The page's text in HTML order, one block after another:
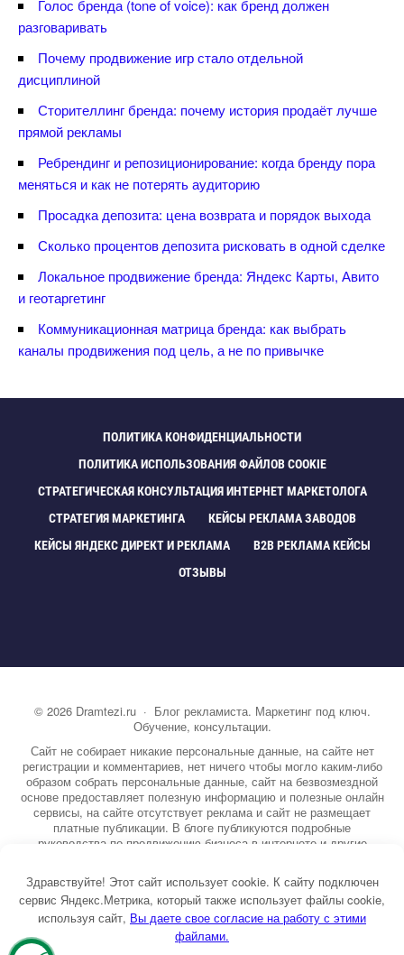
Голос бренда (tone of voice): как бренд должен
разговаривать
Почему продвижение игр стало отдельной
дисциплиной
Сторителлинг бренда: почему история продаёт лучше
прямой рекламы
Ребрендинг и репозиционирование: когда бренду пора
меняться и как не потерять аудиторию
Просадка депозита: цена возврата и порядок выхода
Сколько процентов депозита рисковать в одной сделке
Локальное продвижение бренда: Яндекс Карты, Авито
и геотаргетин
Коммуникационная матрица бренда: как выбрать
каналы продвижения под цель, а не по привычке
ПОЛИТИКА КОНФИДЕНЦИАЛЬНОСТИ
ПОЛИТИКА ИСПОЛЬЗОВАНИЯ ФАЙЛОВ COOKIE
СТРАТЕГИЧЕСКАЯ КОНСУЛЬТАЦИЯ ИНТЕРНЕТ МАРКЕТОЛОГА
СТРАТЕГИЯ МАРКЕТИНГА
КЕЙСЫ РЕКЛАМА ЗАВОДО
КЕЙСЫ ЯНДЕКС ДИРЕКТ И РЕКЛАМА
B2B РЕКЛАМА КЕЙСЫ
ОТЗЫВЫ
© 2026 Dramtezi.ru· Блог рекламиста. Маркетинг под ключ.
Обучение, консультации.
Сайт не собирает никакие персональные данные, на сайте нет
регистрации и комментариев, нет ничего чтобы могло каким-либо
образом собрать персональные данные, сайт на безвозмездной
основе предоставляет полезную информацию и полезные онлайн
сервисы, на сайте отсутствует реклама и сайт не размещает
платные публикации. В блоге публикуются подробные
руководства по продвижению бизнеса в интернете и другие
информацию о маркетинге, рекламе, копирайтинге и другие темы.
На сайте опубликовано более 3000 статей.
Тема от GoodwinPress.ru
Здравствуйте! Этот сайт использует cookie. К сайту подключен
сервис Яндекс.Метрика, который также использует файлы cookie,
используя сайт, ы даете свое согласие на работу с этими
файлами.